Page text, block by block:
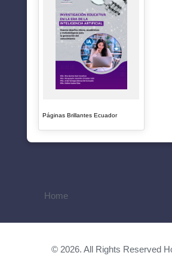
Páginas Brillantes Ecuador
Home
© 2026. All Rights Reserved